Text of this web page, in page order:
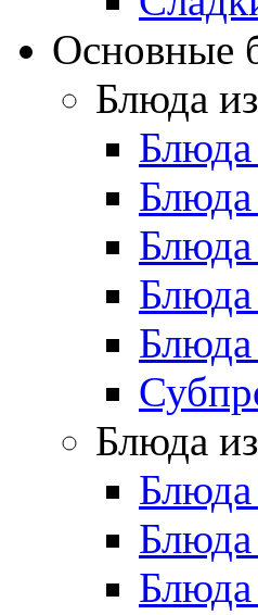
Основные
Блюда
Блюда
Блюда
Блюда
Блюда